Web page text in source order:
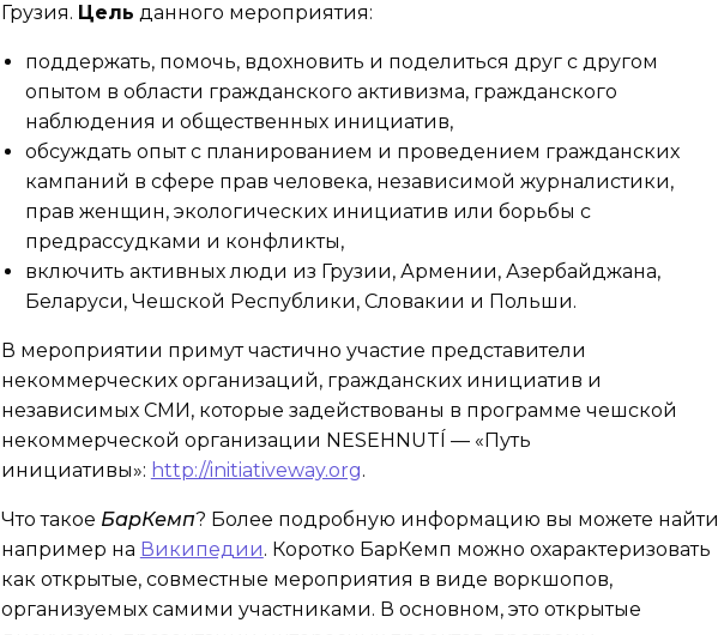
Грузия. Цель данного мероприятия:
поддержать, помочь, вдохновить и поделиться друг с другом
опытом в области гражданского активизма, гражданского
наблюдения и общественных инициатив,
обсуждать опыт с планированием и проведением гражданских
кампаний в сфере прав человека, независимой журналистики,
прав женщин, экологических инициатив или борьбы с
предрассудками и конфликты,
включить активных люди из Грузии, Армении, Азербайджана,
Беларуси, Чешской Республики, Словакии и Польши.
В мероприятии примут частично участие представители
некоммерческих организаций, гражданских инициатив и
независимых СМИ, которые задействованы в программе чешской
некоммерческой организации NESEHNUTÍ — «Путь
инициативы»: http://initiativeway.org.
Что такое БарКемп? Более подробную информацию вы можете найти
например на Википедии. Коротко БарКемп можно охарактеризовать
как открытые, совместные мероприятия в виде воркшопов,
организуемых самими участниками. В основном, это открытые